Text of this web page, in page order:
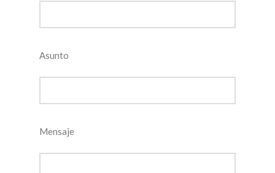
Asunto
Mensaje